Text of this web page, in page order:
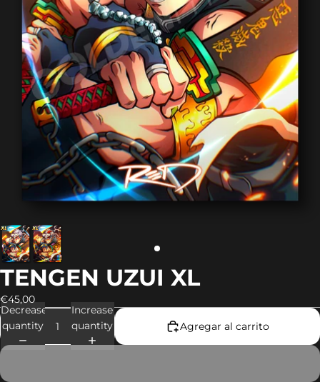
TENGEN UZUI XL
€45,00
Decrease
quantity
Increase
quantity
Agregar al carrito